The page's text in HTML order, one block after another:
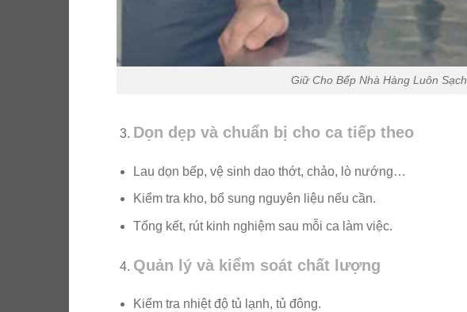
Giữ Cho Bếp Nhà Hàng Luôn
Dọn dẹp và chuẩn bị cho ca tiếp theo
Lau dọn bếp, vệ sinh dao thớt, chảo, lò nướng…
Kiểm tra kho, bổ sung nguyên liệu nếu cần.
Tổng kết, rút kinh nghiệm sau mỗi ca làm việc.
Quản lý và kiểm soát chất lượng
Kiểm tra nhiệt độ tủ lạnh, tủ đông.